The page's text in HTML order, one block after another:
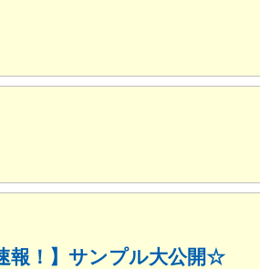
報！】サンプル大公開☆